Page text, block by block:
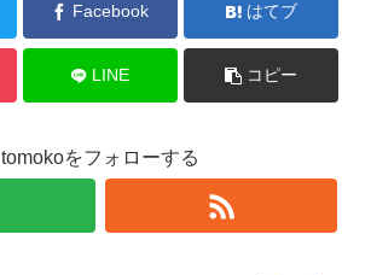
Facebook はてブ
LINE コピー
tomokoをフォローする